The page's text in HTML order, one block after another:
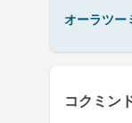
オーラツー
コクミン